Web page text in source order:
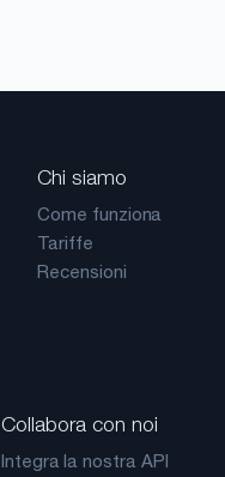
Chi siamo
Come funziona
Tariffe
Recensioni
Collabora con noi
Integra la nostra API